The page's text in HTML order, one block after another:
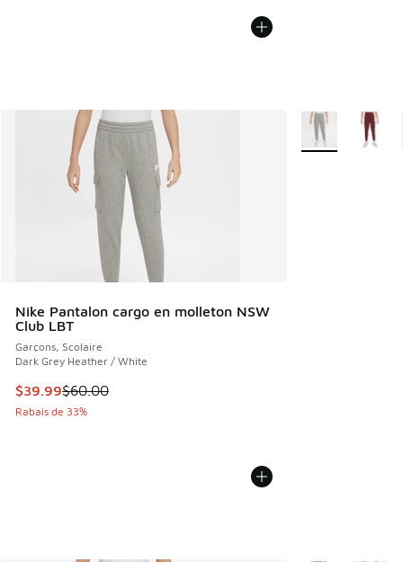
Nike Pantalon cargo en molleton NSW
Club LBT
Garçons, Scolaire
Dark Grey Heather / White
Cet article est en solde. Le prix est passé de $60.00 à
$39.99$60.00
Rabais de 33%
Plus de couleurs